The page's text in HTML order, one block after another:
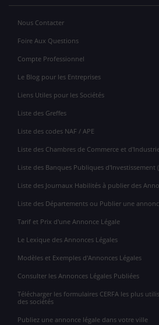
Nous Contacter
Foire Aux Questions
Compte Professionnel
Le Blog pour les Entreprises
Liens Utiles pour les Sociétés
Liste des Greffes
Liste des codes NAF / APE
Liste des Chambres de Commerce et
Liste des Banques Publiques d'Investissement
Liste des Journaux Habilités à publier des
Liste des Départements ou Publier une
Tarif et Prix d'une Annonce Légale
Le Lexique des Annonces Légales
Modèles et Exemples d'Annonces Légales
Consulter les Annonces Légales Publiées
Télécharger les formulaires CERFA les plus
des sociétés
Publiez une annonce légale dans votre ville